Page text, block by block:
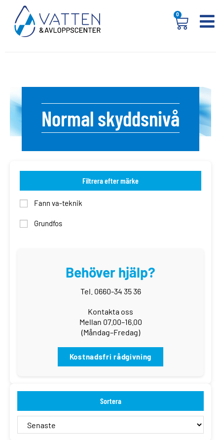
0
Normal skyddsnivå
Filtrera efter märke
Fann va-teknik
Grundfos
Behöver hjälp?
Tel. 0660-34 35 36
Kontakta oss
Mellan 07.00–16.00
(Måndag–Fredag)
Kostnadsfri rådgivning
Sortera